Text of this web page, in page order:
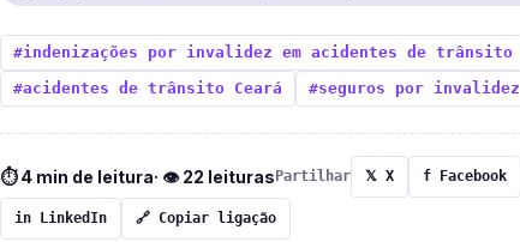
#indenizações por invalidez em acidentes de trânsito
#acidentes de trânsito Ceará
#seguros por invalidez
⏱ 4 min de leitura· 👁 22 leituras Partilhar 𝕏 X f Facebook
in LinkedIn 🔗 Copiar ligação